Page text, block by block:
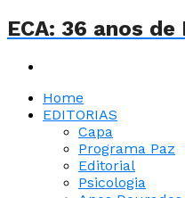
ECA: 36 anos
Home
EDITORIAS
Capa
Programa Paz
Editorial
Psicologia